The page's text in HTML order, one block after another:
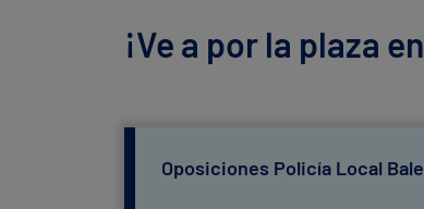
¡Ve a por la plaza
Oposiciones Policía Local